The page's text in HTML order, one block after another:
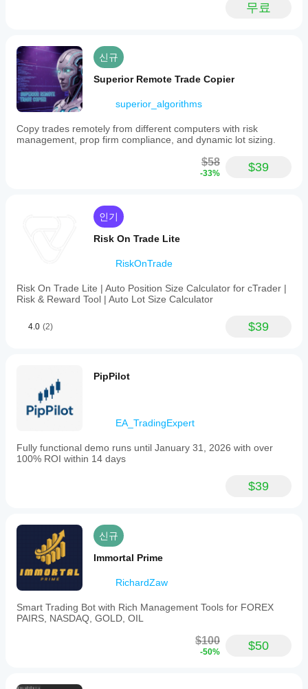
firms.
It
is
not
optimized
for
trading
and
the
AlgoBuilderX
트레이딩 프로필
는
데
도
움
이
됩
니
다.
무료
신규
Superior Remote Trade Copier
superior_algorithms
Copy trades remotely from different computers with risk
management, prop firm compliance, and dynamic lot sizing.
$58
-33% $39
인기
Risk On Trade Lite
RiskOnTrade
Risk On Trade Lite | Auto Position Size Calculator for cTrader |
Risk & Reward Tool | Auto Lot Size Calculator
4.0 (2) $39
PipPilot
EA_TradingExpert
Fully functional demo runs until January 31, 2026 with over
100% ROI within 14 days
$39
신규
Immortal Prime
RichardZaw
Smart Trading Bot with Rich Management Tools for FOREX
PAIRS, NASDAQ, GOLD, OIL
$100
-50% $50